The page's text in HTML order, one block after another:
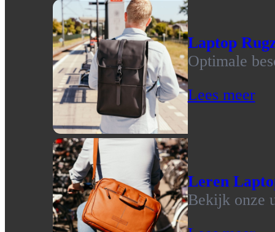
Laptop
Optimale
Lees meer
Leren
Bekijk onze